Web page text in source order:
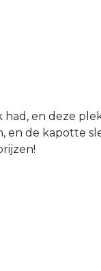
en deze
de kapotte